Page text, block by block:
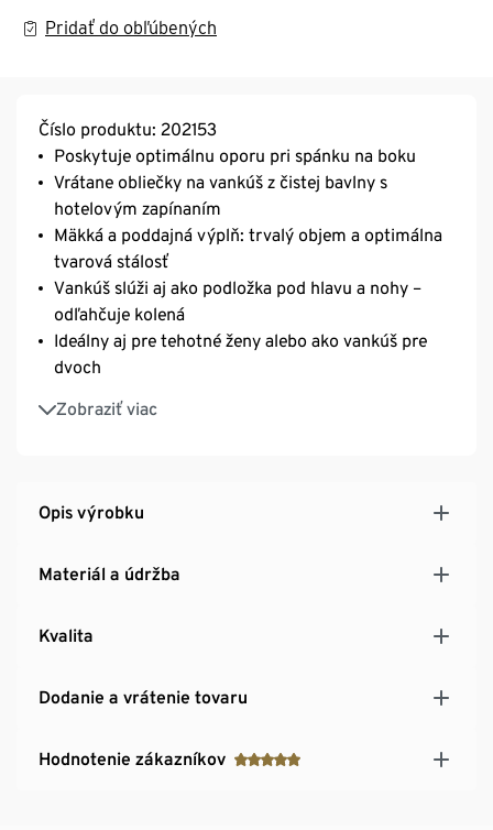
Pridať do obľúbených
Číslo produktu: 202153
Poskytuje optimálnu oporu pri spánku na boku
Vrátane obliečky na vankúš z čistej bavlny s
hotelovým zapínaním
Mäkká a poddajná výplň: trvalý objem a optimálna
tvarová stálosť
Vankúš slúži aj ako podložka pod hlavu a nohy –
odľahčuje kolená
Ideálny aj pre tehotné ženy alebo ako vankúš pre
dvoch
Zobraziť viac
Ideálny pre alergikov
Opis výrobku
Materiál a údržba
Kvalita
Dodanie a vrátenie tovaru
Hodnotenie zákazníkov